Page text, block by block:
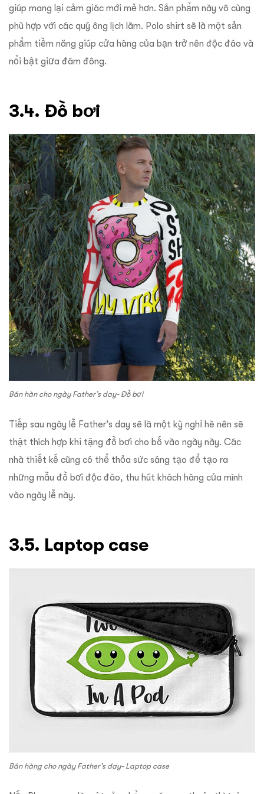
giúp mang lại cảm giác mới mẻ hơn. Sản phẩm này vô cùng
phù hợp với các quý ông lịch lãm. Polo shirt sẽ là một sản
phẩm tiềm năng giúp cửa hàng của bạn trở nên độc đáo và
nổi bật giữa đám đông.
3.4. Đồ bơi
Bán hàn cho ngày Father’s day- Đồ bơi
Tiếp sau ngày lễ Father’s day sẽ là một kỳ nghỉ hè nên sẽ
thật thích hợp khi tặng đồ bơi cho bố vào ngày này. Các
nhà thiết kế cũng có thể thỏa sức sáng tạo để tạo ra
những mẫu đồ bơi độc đáo, thu hút khách hàng của mình
vào ngày lễ này.
3.5. Laptop case
Bán hàng cho ngày Father’s day- Laptop case